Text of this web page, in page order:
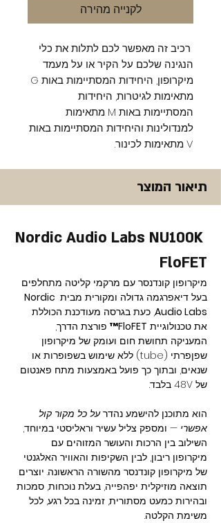
לקנייה מהירה
רכיב זה מאפשר לכם לתלות את כלי
הנגינה שלכם על הקיר או על מעמד
מיקרופון, היחידות המסתיימות באות G
מתאימות לגיטרות, היחידות
המסתיימות באות M מתאימות
למנדולינות והיחידות המסתיימות באות
V מתאימות לכינור.
תיאור המוצר
Nordic Audio Labs NU100K
FloFET
מיקרופון קונדנסר עם מרקמי קליטה מתחלפים
בעל דיאפרגמה גדולה ומקורית מבית Nordic
Audio Labs, כעת בגרסה מעודכנת הכוללת
את טכנולוגיית FloFET™
פורצת הדרך,
המעניקה תחושת חום ועומק של מיקרופון
שפןפרתי (tube) ללא שימוש בשפופרות או
שנאים, ובתוך כך פועל באמצעות מתח פאנטום
של 48V בלבד.
הוא מתוכנן להישמע נהדר על כל מקור קול
אפשרי — ומספק צליל עשיר וראליסטי במיוחד,
השילוב בין הרכות והעושר המזוהים עם
מיקרופון ריבון, לבין השקיפות והאוויר האלגנטי
של מיקרופון קונדנסר מהשורה הראשונה. יוצרים
תוצאה מוזיקלית יפהפייה, בעלת נוכחות, סמכות
ובהירות כמעט מסתורית, זמינה בכל רגע, לכל
משימת הקלטה.